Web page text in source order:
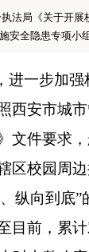
法局《关于开
安全隐患专项小
进一步加
西安市城
文件要求
区校园周边
纵向到底
目前，累